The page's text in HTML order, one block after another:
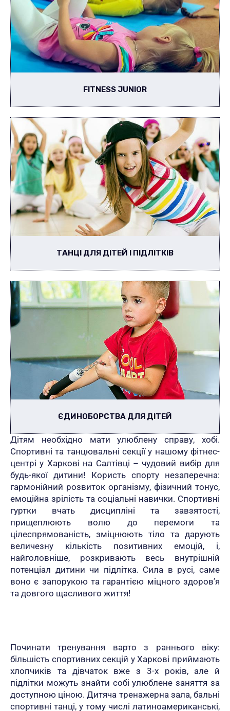
FITNESS JUNIOR
ТАНЦІ ДЛЯ ДІТЕЙ І ПІДЛІТКІВ
ЄДИНОБОРСТВА ДЛЯ ДІТЕЙ
Дітям необхідно мати улюблену справу, хобі.
Спортивні та танцювальні секції у нашому фітнес-
центрі у Харкові на Салтівці – чудовий вибір для
будь-якої дитини! Користь спорту незаперечна:
гармонійний розвиток організму, фізичний тонус,
емоційна зрілість та соціальні навички. Спортивні
гуртки вчать дисципліні та завзятості,
прищеплюють волю до перемоги та
цілеспрямованість, зміцнюють тіло та дарують
величезну кількість позитивних емоцій, і,
найголовніше, розкривають весь внутрішній
потенціал дитини чи підлітка. Сила в русі, саме
воно є запорукою та гарантією міцного здоров’я
та довгого щасливого життя!
Починати тренування варто з раннього віку:
більшість спортивних секцій у Харкові приймають
хлопчиків та дівчаток вже з 3-х років, але й
підлітки можуть знайти собі улюблене заняття за
доступною ціною. Дитяча тренажерна зала, бальні
спортивні танці, у тому числі латиноамериканські,